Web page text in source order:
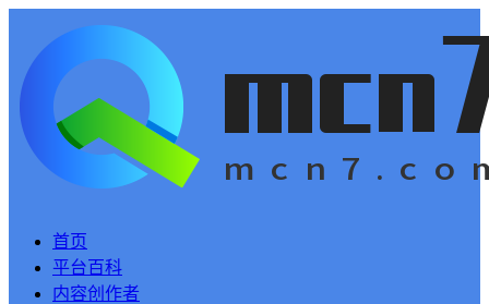
首页
平台百科
内容创作者